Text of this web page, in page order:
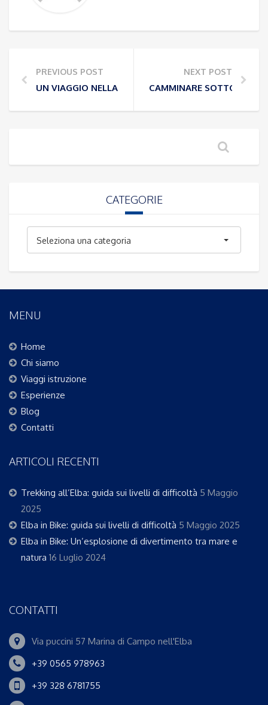
PREVIOUS POST
UN VIAGGIO NELLA NATURA PER SCOPRIRE NUOVI
NEXT POST
CAMMINARE SOTTO LA
CATEGORIE
Seleziona una categoria
MENU
Home
Chi siamo
Viaggi istruzione
Esperienze
Blog
Contatti
ARTICOLI RECENTI
Trekking all’Elba: guida sui livelli di difficoltà 5 Maggio
2025
Elba in Bike: guida sui livelli di difficoltà 5 Maggio 2025
Elba in Bike: Un’esplosione di divertimento tra mare e
natura 16 Luglio 2024
CONTATTI
Via puccini 57 Marina di Campo nell'Elba
+39 0565 978963
+39 328 6781755